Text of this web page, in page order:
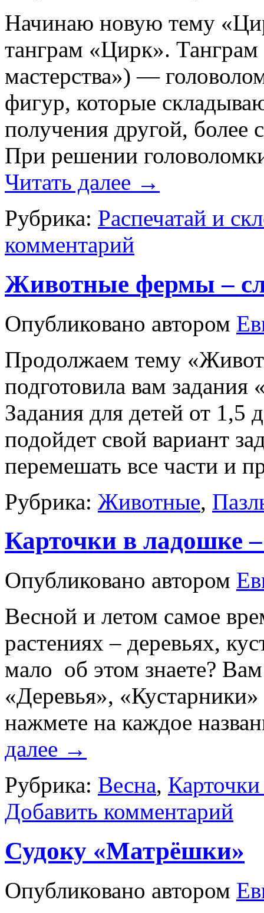
Начинаю новую тему
танграм «Цирк». Танграм
мастерства») —
фигур, которые
получения другой,
При решении
Читать далее →
Рубрика: Распечатай и
комментарий
Животные фермы –
Опубликовано автором
Продолжаем тему
подготовила вам
Задания для детей от 1,5
подойдет свой вариант
перемешать все части и
Рубрика: Животные,
Карточки в ладошке
Опубликовано автором
Весной и летом самое
растениях – деревьях,
мало об этом знаете?
«Деревья»,
нажмете на каждое
далее →
Рубрика: Весна,
Добавить комментарий
Судоку «Матрёшки»
Опубликовано автором